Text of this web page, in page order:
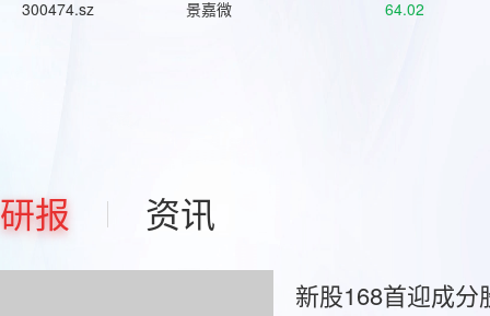
300474.sz 景嘉微 64.02
研报 资讯
新股168首迎成